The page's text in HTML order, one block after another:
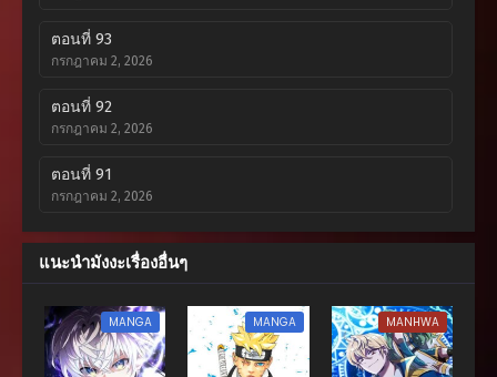
ตอนที่ 93
กรกฎาคม 2, 2026
ตอนที่ 92
กรกฎาคม 2, 2026
ตอนที่ 91
กรกฎาคม 2, 2026
ตอนที่ 90
เมษายน 27, 2026
ตอนที่ 89
เมษายน 27, 2026
แนะนำมังงะเรื่องอื่นๆ
MANGA MANGA MANHWA